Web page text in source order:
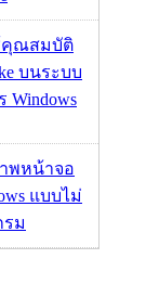
คุณสมบัติ
บนระบบ
Windows
พหน้าจอ
แบบไม่
รม